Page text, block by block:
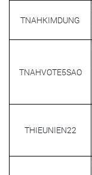
TNAHKIMDUNG
TNAHVOTE5SAO
THIEUNIEN22